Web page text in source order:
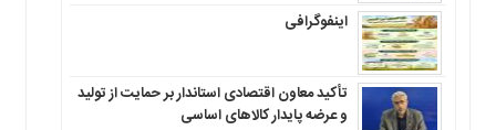
اینفوگرافی
تأکید معاون اقتصادی استاندار بر حمایت از تولید
و عرضه پایدار کالاهای اساسی